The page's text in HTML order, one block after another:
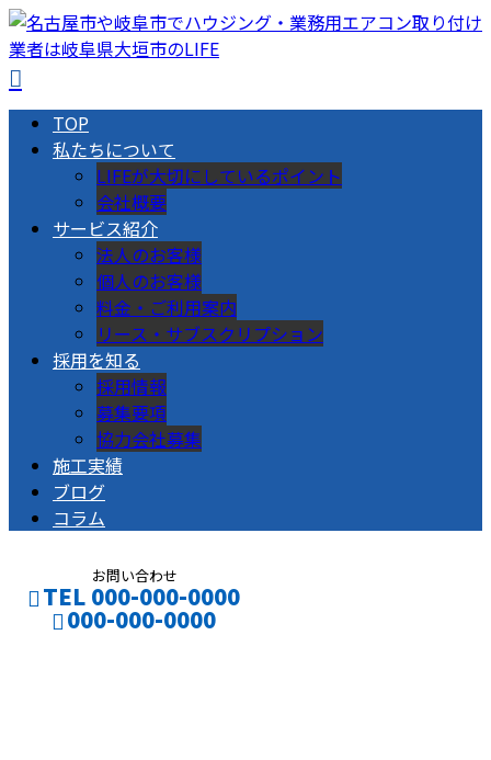
TOP
私たちについて
LIFEが大切にしているポイント
会社概要
サービス紹介
法人のお客様
個人のお客様
料金・ご利用案内
リース・サブスクリプション
採用を知る
採用情報
募集要項
協力会社募集
施工実績
ブログ
コラム
お問い合わせ
TEL 000-000-0000
000-000-0000